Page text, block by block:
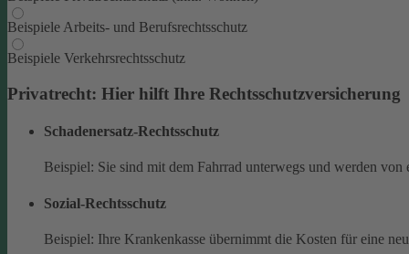
Beispiele Arbeits- und Berufsrechtsschutz
Beispiele Verkehrsrechtsschutz
Privatrecht: Hier hilft Ihre Rechtsschutzversicherung
Schadenersatz-Rechtsschutz
Beispiel: Sie sind mit dem Fahrrad unterwegs und werden
Sozial-Rechtsschutz
Beispiel: Ihre Krankenkasse übernimmt die Kosten für eine